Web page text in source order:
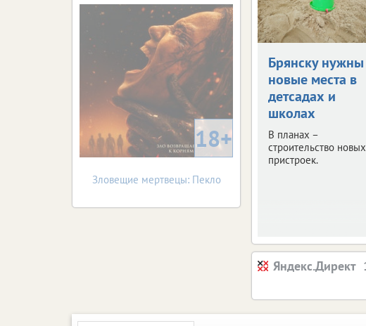
Брянску нужны
новые места в
детсадах и
школах
В планах –
строительство новых
пристроек.
Яндекс.Директ
18+
Зловещие мертвецы: Пекло